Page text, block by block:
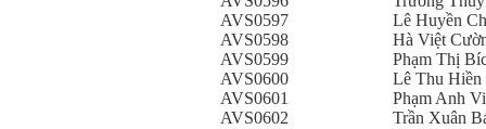
AVS0597
Lê Huyền
AVS0598
Hà Việt
AVS0599
Phạm Thị
AVS0600
Lê Thu Hiền
AVS0601
Phạm Anh
AVS0602
Trần Xuân